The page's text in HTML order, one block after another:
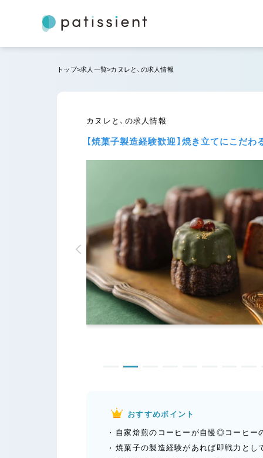
トップ 求人一覧 カヌレと、の求人情報
カヌレと、の求人情報
【焼菓子製造経験歓迎】焼き立てにこだ
おすすめポイント
自家焙煎のコーヒーが自慢◎コーヒー
焼菓子の製造経験があれば即戦力とし